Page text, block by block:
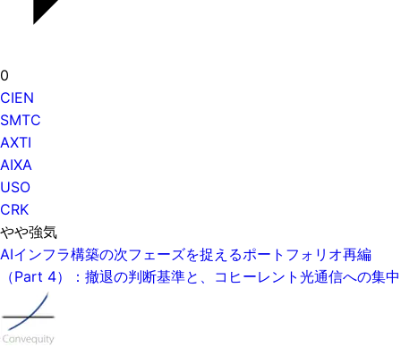
0
CIEN
SMTC
AXTI
AIXA
USO
CRK
やや強気
AIインフラ構築の次フェーズを捉えるポートフォリオ再編
（Part 4）：撤退の判断基準と、コヒーレント光通信への集中